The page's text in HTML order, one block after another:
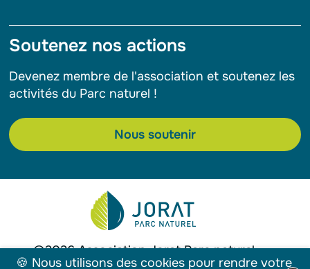
🍪 Nous utilisons des cookies pour rendre votre
Soutenez nos actions
Devenez membre de l'association et soutenez les
activités du Parc naturel !
Nous soutenir
©2026 Association Jorat Parc naturel